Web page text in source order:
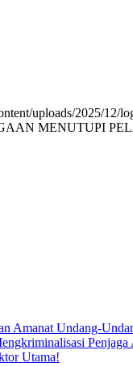
uploads/2025/12/
MENUTUPI
Amanat Undang-
Penjaga
Utama!